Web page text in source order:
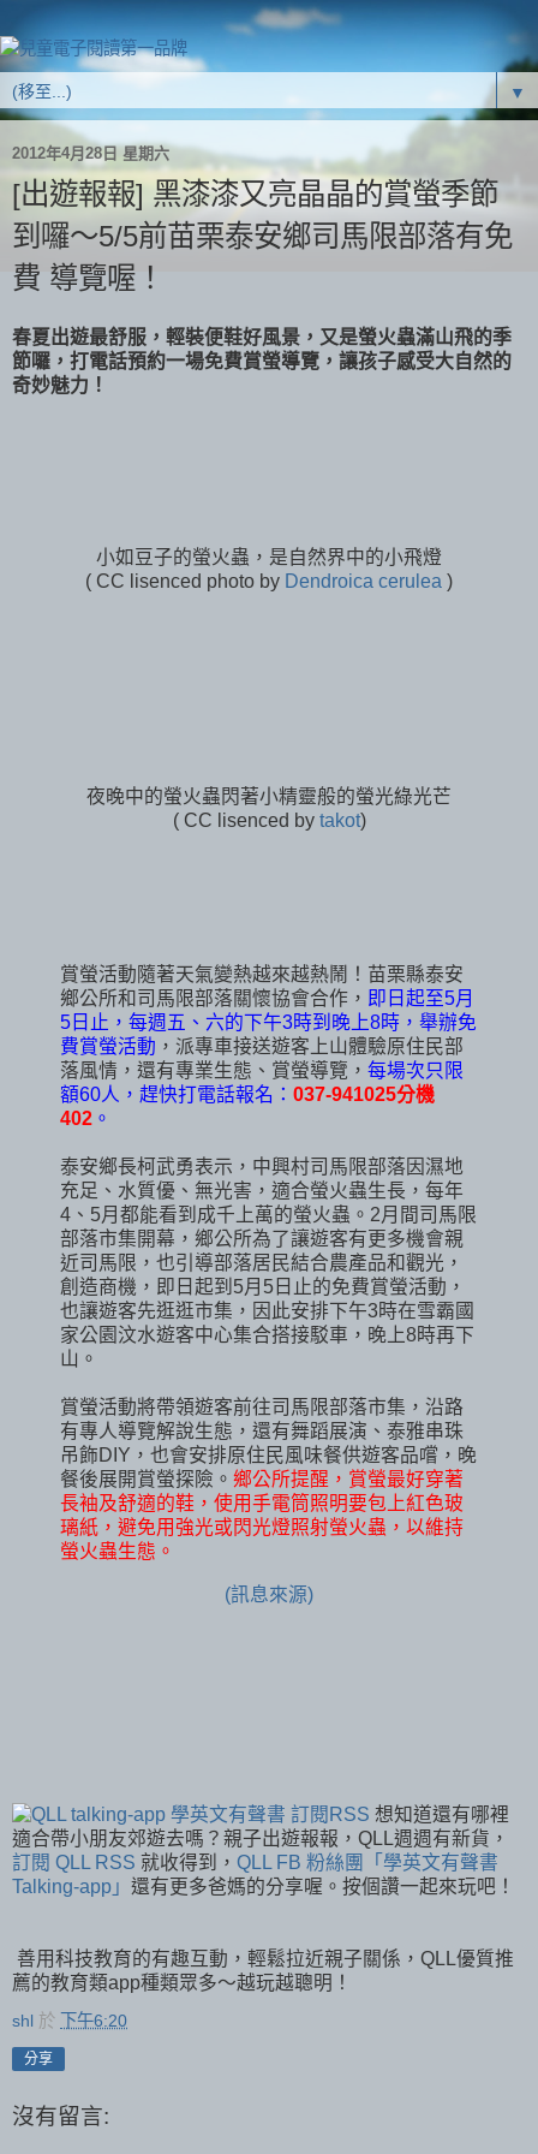
▼
2012年4月28日 星期六
[出遊報報] 黑漆漆又亮晶晶的賞螢季節
到囉～5/5前苗栗泰安鄉司馬限部落有免
費 導覽喔！
春夏出遊最舒服，輕裝便鞋好風景，又是螢火蟲滿山飛的季
節囉，打電話預約一場免費賞螢導覽，讓孩子感受大自然的
奇妙魅力！
小如豆子的螢火蟲，是自然界中的小飛燈
( CC lisenced photo by Dendroica cerulea )
夜晚中的螢火蟲閃著小精靈般的螢光綠光芒
( CC lisenced by takot)
賞螢活動隨著天氣變熱越來越熱鬧！苗栗縣泰安
鄉公所和司馬限部落關懷協會合作， 即日起至5月
5日止，每週五、六的下午3時到晚上8時，舉辦免
費賞螢活動 ，派專車接送遊客上山體驗原住民部
落風情，還有專業生態、賞螢導覽， 每場次只限
額60人，趕快打電話報名： 037-941025分機
402 。
泰安鄉長柯武勇表示，中興村司馬限部落因濕地
充足、水質優、無光害，適合螢火蟲生長，每年
4、5月都能看到成千上萬的螢火蟲。2月間司馬限
部落市集開幕，鄉公所為了讓遊客有更多機會親
近司馬限，也引導部落居民結合農產品和觀光，
創造商機，即日起到5月5日止的免費賞螢活動，
也讓遊客先逛逛市集，因此安排下午3時在雪霸國
家公園汶水遊客中心集合搭接駁車，晚上8時再下
山。
賞螢活動將帶領遊客前往司馬限部落市集，沿路
有專人導覽解說生態，還有舞蹈展演、泰雅串珠
吊飾DIY，也會安排原住民風味餐供遊客品嚐，晚
餐後展開賞螢探險。 鄉公所提醒，賞螢最好穿著
長袖及舒適的鞋，使用手電筒照明要包上紅色玻
璃紙，避免用強光或閃光燈照射螢火蟲，以維持
螢火蟲生態。
(訊息來源)
想知道還有哪裡
適合帶小朋友郊遊去嗎？親子出遊報報，QLL週週有新貨，
訂閱 QLL RSS 就收得到， QLL FB 粉絲團「學英文有聲書
Talking-app」 還有更多爸媽的分享喔。按個讚一起來玩吧！
善用科技教育的有趣互動，輕鬆拉近親子關係，QLL優質推
薦的教育類app種類眾多～越玩越聰明！
shl 於 下午6:20
分享
沒有留言: